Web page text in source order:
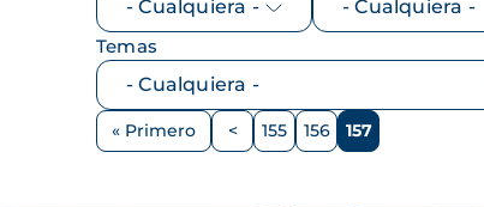
Temas
Paginación
Primera
« Primero
Página
< Página
155 Página
156 Página
157